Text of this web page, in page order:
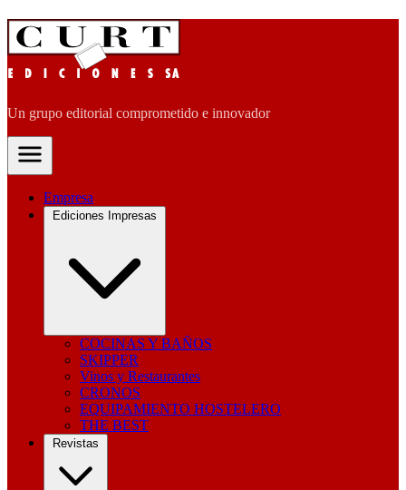
Un grupo editorial comprometido e innovador
Empresa
Ediciones Impresas
COCINAS Y BAÑOS
SKIPPER
Vinos y Restaurantes
CRONOS
EQUIPAMIENTO HOSTELERO
THE BEST
Revistas